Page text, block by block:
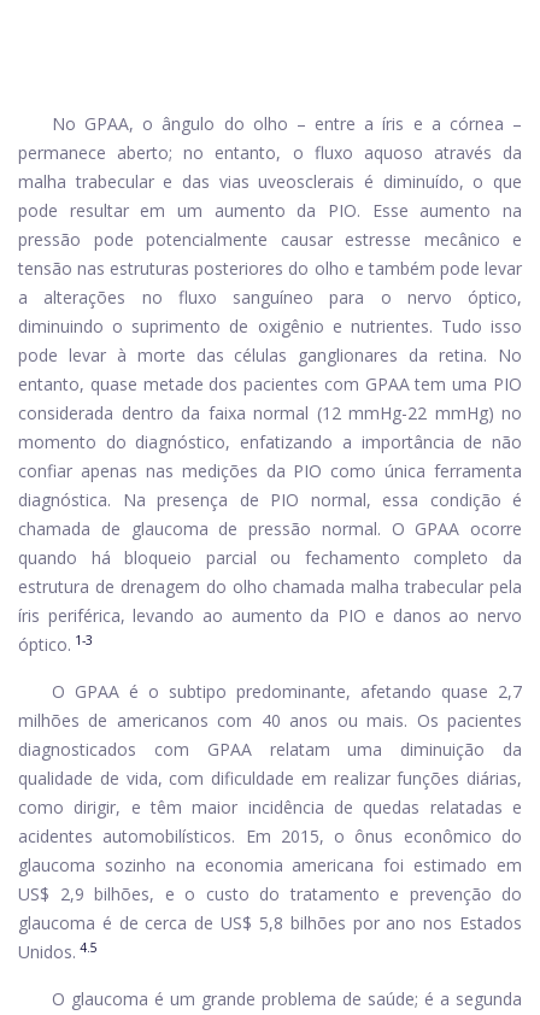
No GPAA, o ângulo do olho – entre a íris e a córnea –
permanece aberto; no entanto, o fluxo aquoso através da
malha trabecular e das vias uveosclerais é diminuído, o que
pode resultar em um aumento da PIO. Esse aumento na
pressão pode potencialmente causar estresse mecânico e
tensão nas estruturas posteriores do olho e também pode levar
a alterações no fluxo sanguíneo para o nervo óptico,
diminuindo o suprimento de oxigênio e nutrientes. Tudo isso
pode levar à morte das células ganglionares da retina. No
entanto, quase metade dos pacientes com GPAA tem uma PIO
considerada dentro da faixa normal (12 mmHg-22 mmHg) no
momento do diagnóstico, enfatizando a importância de não
confiar apenas nas medições da PIO como única ferramenta
diagnóstica. Na presença de PIO normal, essa condição é
chamada de glaucoma de pressão normal. O GPAA ocorre
quando há bloqueio parcial ou fechamento completo da
estrutura de drenagem do olho chamada malha trabecular pela
íris periférica, levando ao aumento da PIO e danos ao nervo
óptico. 1-3
O GPAA é o subtipo predominante, afetando quase 2,7
milhões de americanos com 40 anos ou mais. Os pacientes
diagnosticados com GPAA relatam uma diminuição da
qualidade de vida, com dificuldade em realizar funções diárias,
como dirigir, e têm maior incidência de quedas relatadas e
acidentes automobilísticos. Em 2015, o ônus econômico do
glaucoma sozinho na economia americana foi estimado em
US$ 2,9 bilhões, e o custo do tratamento e prevenção do
glaucoma é de cerca de US$ 5,8 bilhões por ano nos Estados
Unidos. 4.5
O glaucoma é um grande problema de saúde; é a segunda